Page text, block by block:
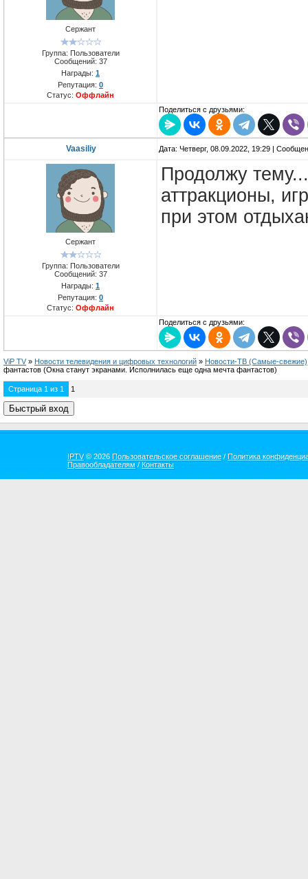
Сержант
Группа: Пользователи
Сообщений: 37
Награды: 1
Репутация: 0
Статус: Оффлайн
Поделиться с друзьями:
Vaasiliy Дата: Четверг, 08.09.2022, 19:29 |
Сержант
Группа: Пользователи
Сообщений: 37
Награды: 1
Репутация: 0
Статус: Оффлайн
Продолжу
аттракционы,
при этом
Поделиться с друзьями:
ViP TV » Новости телевидения и цифровых технологий » Новости-ТВ (Самые-свежие)
фантастов (Окна станут экранами. Исполнилась еще одна мечта фантастов)
Страница 1 из 1 1
IPTV© 2026 Пользовательское соглашение / Политика
Правообладателям / Контакты